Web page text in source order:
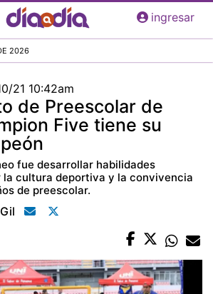
Pasar
al
principal
ingresar
2026
21 10:42am
de Preescolar de
Five tiene su
fue desarrollar habilidades
la cultura deportiva y la convivencia
de preescolar.